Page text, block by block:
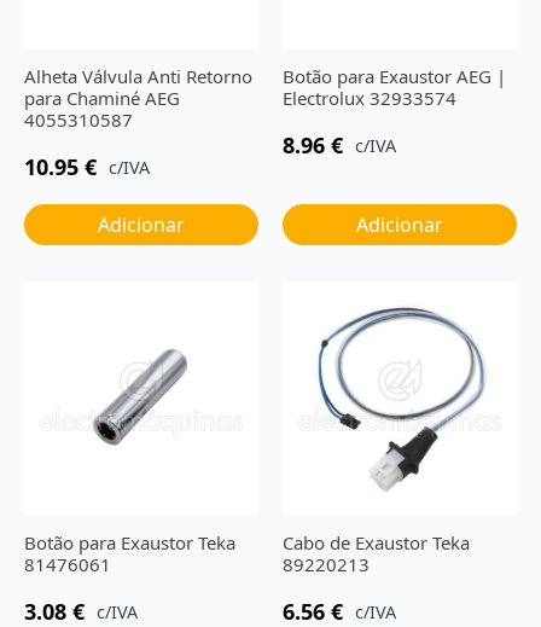
Alheta Válvula Anti Retorno
para Chaminé AEG
4055310587
10.95 € c/IVA
Adicionar
Botão para Exaustor AEG |
Electrolux 32933574
8.96 € c/IVA
Adicionar
Botão para Exaustor Teka
81476061
3.08 € c/IVA
Cabo de Exaustor Teka
89220213
6.56 € c/IVA